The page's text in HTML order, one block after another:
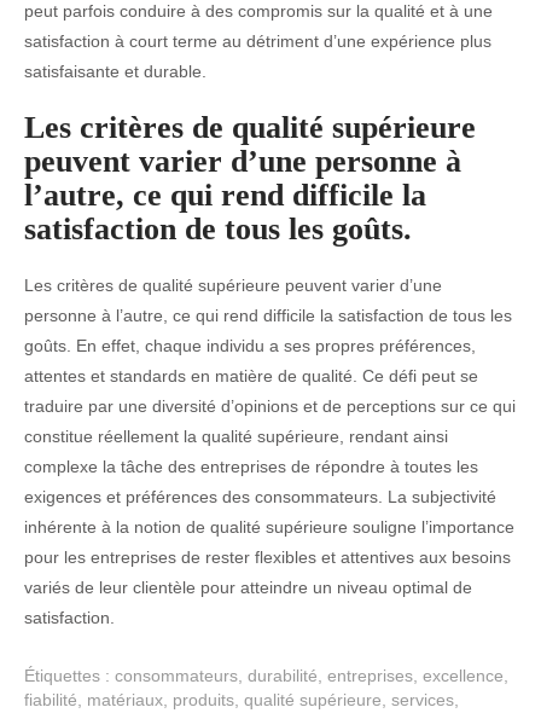
peut parfois conduire à des compromis sur la qualité et à une
satisfaction à court terme au détriment d’une expérience plus
satisfaisante et durable.
Les critères de qualité supérieure
peuvent varier d’une personne à
l’autre, ce qui rend difficile la
satisfaction de tous les goûts.
Les critères de qualité supérieure peuvent varier d’une
personne à l’autre, ce qui rend difficile la satisfaction de tous les
goûts. En effet, chaque individu a ses propres préférences,
attentes et standards en matière de qualité. Ce défi peut se
traduire par une diversité d’opinions et de perceptions sur ce qui
constitue réellement la qualité supérieure, rendant ainsi
complexe la tâche des entreprises de répondre à toutes les
exigences et préférences des consommateurs. La subjectivité
inhérente à la notion de qualité supérieure souligne l’importance
pour les entreprises de rester flexibles et attentives aux besoins
variés de leur clientèle pour atteindre un niveau optimal de
satisfaction.
Étiquettes : consommateurs durabilité entreprises excellence
fiabilité
matériaux produits qualité supérieure services